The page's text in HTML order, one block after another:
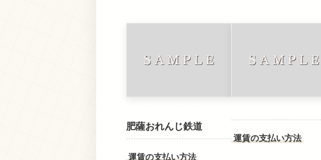
肥薩おれんじ鉄道
運賃の支払い方法
運賃の支払い方法